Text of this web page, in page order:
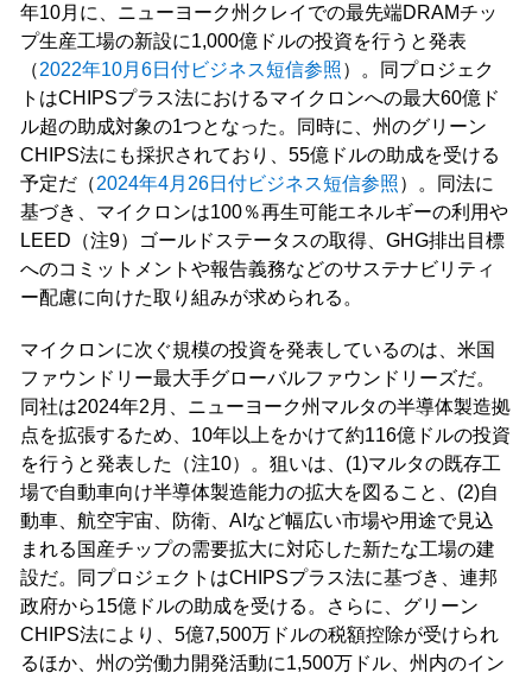
年10月に、ニューヨーク州クレイでの最先端DRAMチッ
プ生産工場の新設に1,000億ドルの投資を行うと発表
（2022年10月6日付ビジネス短信参照）。同プロジェク
トはCHIPSプラス法におけるマイクロンへの最大60億ド
ル超の助成対象の1つとなった。同時に、州のグリーン
CHIPS法にも採択されており、55億ドルの助成を受ける
予定だ（2024年4月26日付ビジネス短信参照）。同法に
基づき、マイクロンは100％再生可能エネルギーの利用や
LEED（注9）ゴールドステータスの取得、GHG排出目標
へのコミットメントや報告義務などのサステナビリティ
ー配慮に向けた取り組みが求められる。
マイクロンに次ぐ規模の投資を発表しているのは、米国
ファウンドリー最大手グローバルファウンドリーズだ。
同社は2024年2月、ニューヨーク州マルタの半導体製造拠
点を拡張するため、10年以上をかけて約116億ドルの投資
を行うと発表した（注10）。狙いは、(1)マルタの既存工
場で自動車向け半導体製造能力の拡大を図ること、(2)自
動車、航空宇宙、防衛、AIなど幅広い市場や用途で見込
まれる国産チップの需要拡大に対応した新たな工場の建
設だ。同プロジェクトはCHIPSプラス法に基づき、連邦
政府から15億ドルの助成を受ける。さらに、グリーン
CHIPS法により、5億7,500万ドルの税額控除が受けられ
るほか、州の労働力開発活動に1,500万ドル、州内のイン